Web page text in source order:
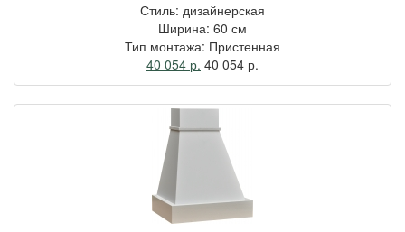
Стиль: дизайнерская
Ширина: 60 см
Тип монтажа: Пристенная
40 054 р. 40 054 р.